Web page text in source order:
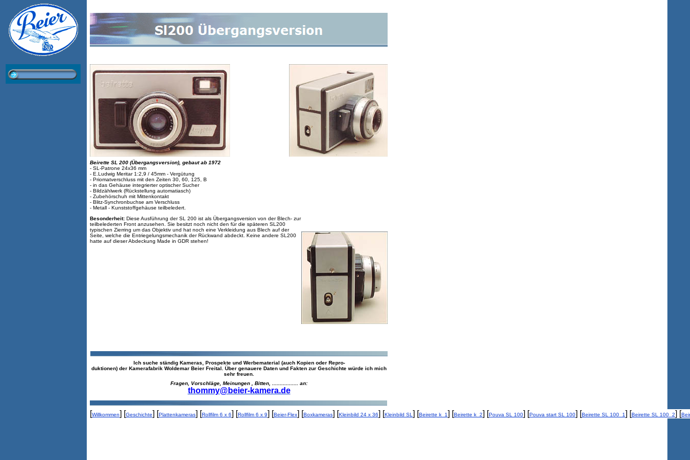
Beirette SL 200 (Übergangsversion), gebaut ab 1972
- SL-Patrone 24x36 mm
- E.Ludwig Meritar 1:2,9 / 45mm - Vergütung
- Priomatverschluss mit den Zeiten 30, 60, 125, B
- in das Gehäuse integrierter optischer Sucher
- Bildzählwerk (Rückstellung automatiasch)
- Zubehörschuh mit Mittenkontakt
- Blitz-Synchronbuchse am Verschluss
- Metall - Kunststoffgehäuse teilbeledert.
Besonderheit: Diese Ausführung der SL 200 ist als Übergangsversion von der Blech- zur
teilbelederten Front anzusehen. Sie besitzt noch nicht den für die späteren SL200
typischen Zierring um das Objektiv und hat noch eine Verkleidung aus Blech auf der
Seite, welche die Entriegelungsmechanik der Rückwand abdeckt. Keine andere SL200
hatte auf dieser Abdeckung Made in GDR stehen!
Ich suche ständig Kameras, Prospekte und Werbematerial (auch Kopien oder Repro-
duktionen) der Kamerafabrik Woldemar Beier Freital. Über genauere Daten und Fakten zur Geschichte würde ich mich
sehr freuen.
Fragen, Vorschläge, Meinungen , Bitten, ................. an:
thommy@beier-kamera.de
[Willkommen] [Geschichte] [Plattenkameras] [Rollfilm 6 x 6] [Rollfilm 6 x 9] [Beier-Flex] [Boxkameras] [Kleinbild 24 x 36] [Kleinbild SL ] [Beirette k_1] [Beirette k_2] [Pouva SL 100] [Pouva start SL 100] [Beirette SL 100_1] [Beirette SL 100_2] [